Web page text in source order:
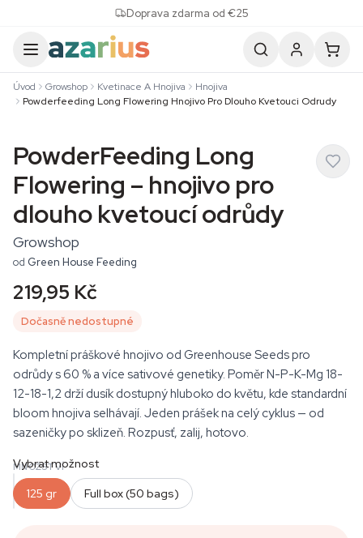
Doprava zdarma od €25
Úvod Growshop Kvetinace A Hnojiva
Hnojiva
Powderfeeding Long Flowering Hnojivo Pro Dlouho Kvetouci Odrudy
PowderFeeding Long
Flowering – hnojivo pro
dlouho kvetoucí odrůdy
Growshop
od Green House Feeding
219,95 Kč
Dočasně nedostupné
Kompletní práškové hnojivo od Greenhouse Seeds pro
odrůdy s 60 % a více sativové genetiky. Poměr N-P-K-Mg 18-
12-18-1,2 drží dusík dostupný hluboko do květu, kde standardní
bloom hnojiva selhávají. Jeden prášek na celý cyklus — od
sazeničky po sklizeň. Rozpusť, zalij, hotovo.
MNOŽSTVÍ
Vybrat možnost
125 gr Full box (50 bags)